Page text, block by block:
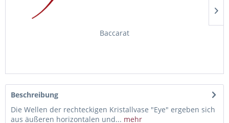
Baccarat
Beschreibung
Die Wellen der rechteckigen Kristallvase "Eye" ergeben sich
aus äußeren horizontalen und... mehr